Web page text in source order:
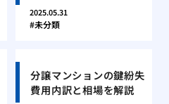
2025.05.31
未分類
分譲マンションの鍵紛失
費用内訳と相場を解説